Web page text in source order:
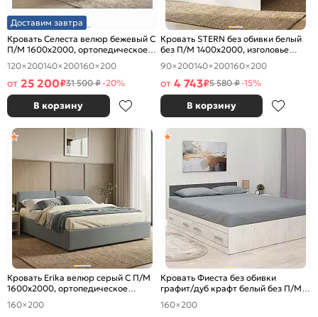
Доставим завтра
Кровать Селеста велюр бежевый С
П/М 1600x2000, ортопедическое
основание, изголовье мягкое
120×200140×200160×200
от 25 200₽31 500 ₽-20%
В корзину
Кровать STERN без обивки белый
без П/М 1400x2000, изголовье
жесткое
90×200140×200160×200
от 4 743₽5 580 ₽-15%
В корзину
Кровать Erika велюр серый С П/М
1600x2000, ортопедическое
основание, изголовье мягкое
160×200
Кровать Фиеста без обивки
графит/дуб крафт белый без П/М
1600x2000, изголовье жесткое
160×200